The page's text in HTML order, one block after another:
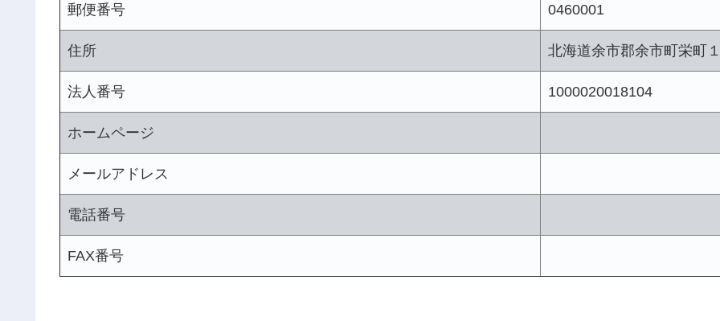
郵便番号 0460001
住所 北海道余市郡余市町栄町
法人番号 1000020018104
ホームページ
メールアドレス
電話番号
FAX番号